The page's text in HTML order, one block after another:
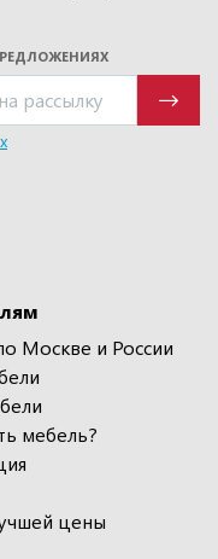
Москве и России
мебель?
цены